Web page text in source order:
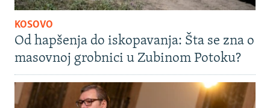
KOSOVO
Od hapšenja do iskopavanja: Šta se zna o
masovnoj grobnici u Zubinom Potoku?